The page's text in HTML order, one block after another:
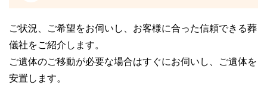
す流れになります。
公益社 大津ブライトホールからもっとも近い火葬場
は、草津市営火葬場です。
ご状況、ご希望をお伺いし、お客様に合った信頼できる葬
儀社をご紹介します。
ご遺体のご移動が必要な場合はすぐにお伺いし、ご遺体を
安置します。